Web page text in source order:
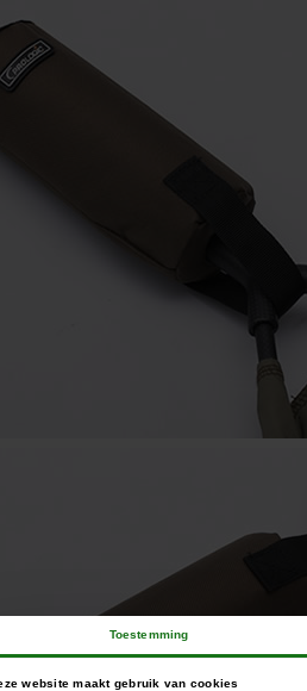
Toestemming
website maakt gebruik van cookies